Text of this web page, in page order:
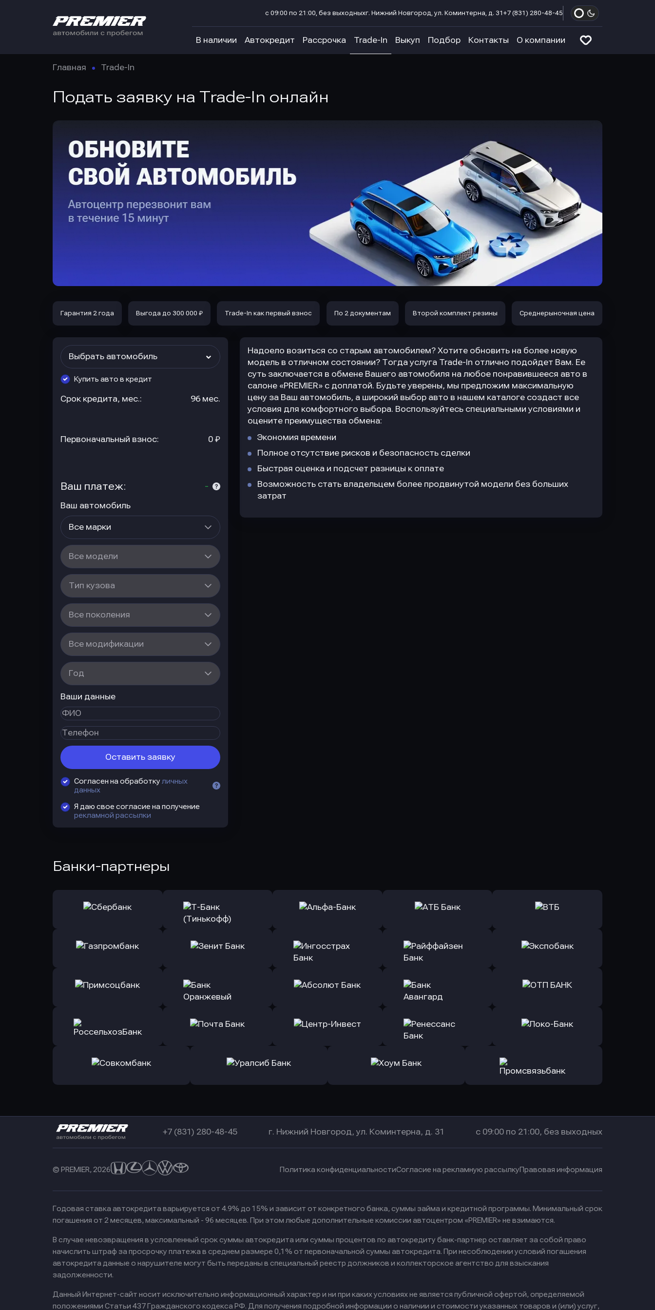
с 09:00 по 21:00, без выходныхг. Нижний Новгород, ул. Коминтерна, д. 31 +7 (831) 280-48-45
В наличии Автокредит Рассрочка Trade-In Выкуп Подбор Контакты О компании
Главная Trade-In
Подать заявку на Trade-In онлайн
Гарантия 2 года Выгода до 300 000 ₽ Trade-In как первый взнос По 2 документам Второй комплект резины Среднерыночная цена
Выбрать автомобиль
Купить авто в кредит
Срок кредита, мес.: 96 мес.
Первоначальный взнос: 0 ₽
Ваш платеж: -
Ваш автомобиль
Все марки
Все модели
Тип кузова
Все поколения
Все модификации
Год
Ваши данные
Оставить заявку
Согласен на обработку личных
данных
Я даю свое согласие на получение
рекламной рассылки
Надоело возиться со старым автомобилем? Хотите обновить на более новую
модель в отличном состоянии? Тогда услуга Trade-In отлично подойдет Вам. Ее
суть заключается в обмене Вашего автомобиля на любое понравившееся авто в
салоне «PREMIER» с доплатой. Будьте уверены, мы предложим максимальную
цену за Ваш автомобиль, а широкий выбор авто в нашем каталоге создаст все
условия для комфортного выбора. Воспользуйтесь специальными условиями и
оцените преимущества обмена:
Экономия времени
Полное отсутствие рисков и безопасность сделки
Быстрая оценка и подсчет разницы к оплате
Возможность стать владельцем более продвинутой модели без больших
затрат
Банки-партнеры
Оправить заявку
Оправить заявку
Оправить заявку
в Альфа-Банк
Оправить заявку
в АТБ Банк
Оправить заявку
Оправить заявку
Оправить заявку
в Зенит Банк
Оправить заявку
Оправить заявку
в Райффайзен Банк
Оправить заявку
Оправить заявку
в Примсоцбанк
Оправить заявку
Оправить заявку
Оправить заявку
в Банк Авангард
Оправить заявку
Оправить заявку
Оправить заявку
Оправить заявку
в Локо-Банк
+7 (831) 280-48-45 г. Нижний Новгород, ул. Коминтерна, д. 31 с 09:00 по 21:00, без выходных
© PREMIER, 2026 Политика конфиденциальностиСогласие на рекламную рассылкуПравовая информация
Годовая ставка автокредита варьируется от 4.9% до 15% и зависит от конкретного банка, суммы займа и кредитной программы. Минимальный срок
погашения от 2 месяцев, максимальный - 96 месяцев. При этом любые дополнительные комиссии автоцентром «PREMIER» не взимаются.
В случае невозвращения в условленный срок суммы автокредита или суммы процентов по автокредиту банк-партнер оставляет за собой право
начислить штраф за просрочку платежа в среднем размере 0,1% от первоначальной суммы автокредита. При несоблюдении условий погашения
автокредита данные о нарушителе могут быть переданы в специальный реестр должников и коллекторское агентство для взыскания
задолженности.
Данный Интернет-сайт носит исключительно информационный характер и ни при каких условиях не является публичной офертой, определяемой
положениями Статьи 437 Гражданского кодекса РФ. Для получения подробной информации о наличии и стоимости указанных товаров и (или) услуг,